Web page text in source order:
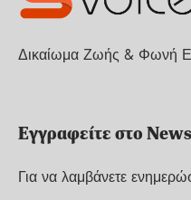
Δικαίωμα Ζωής & Φωνή
Εγγραφείτε στο
Για να λαμβάνετε